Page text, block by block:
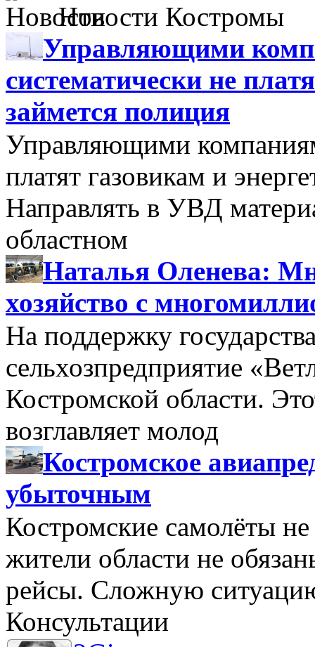
Новости Костромы
Управляющими
систематически не
займется полиция
Управляющими
платят газовикам и
Направлять в УВД
областном
Наталья Оленева:
хозяйство с
На поддержку
сельхозпредприятие
Костромской области.
возглавляет молод
Костромское
убыточным
Костромские самолёты
жители области не
рейсы. Сложную
Консультации